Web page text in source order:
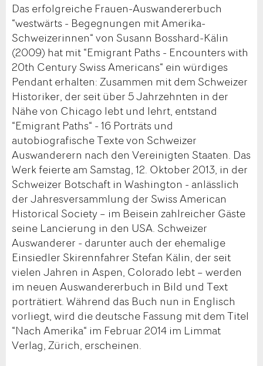
Das erfolgreiche Frauen-Auswandererbuch
“westwärts - Begegnungen mit Amerika-
Schweizerinnen“ von Susann Bosshard-Kälin
(2009) hat mit “Emigrant Paths - Encounters with
20th Century Swiss Americans“ ein würdiges
Pendant erhalten: Zusammen mit dem Schweizer
Historiker, der seit über 5 Jahrzehnten in der
Nähe von Chicago lebt und lehrt, entstand
“Emigrant Paths“ - 16 Porträts und
autobiografische Texte von Schweizer
Auswanderern nach den Vereinigten Staaten. Das
Werk feierte am Samstag, 12. Oktober 2013, in der
Schweizer Botschaft in Washington - anlässlich
der Jahresversammlung der Swiss American
Historical Society – im Beisein zahlreicher Gäste
seine Lancierung in den USA. Schweizer
Auswanderer - darunter auch der ehemalige
Einsiedler Skirennfahrer Stefan Kälin, der seit
vielen Jahren in Aspen, Colorado lebt – werden
im neuen Auswandererbuch in Bild und Text
porträtiert. Während das Buch nun in Englisch
vorliegt, wird die deutsche Fassung mit dem Titel
“Nach Amerika“ im Februar 2014 im Limmat
Verlag, Zürich, erscheinen.